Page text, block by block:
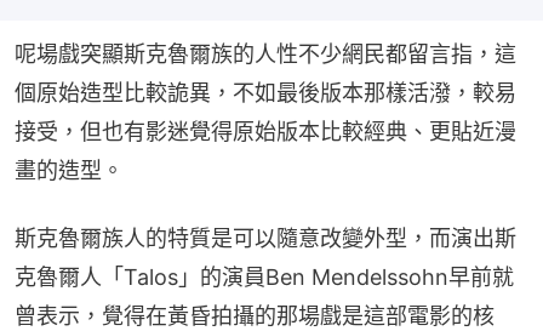
呢場戲突顯斯克魯爾族的人性不少網民都留言指，這
個原始造型比較詭異，不如最後版本那樣活潑，較易
接受，但也有影迷覺得原始版本比較經典、更貼近漫
畫的造型。
斯克魯爾族人的特質是可以隨意改變外型，而演出斯
克魯爾人「Talos」的演員Ben Mendelssohn早前就
曾表示，覺得在黃昏拍攝的那場戲是這部電影的核